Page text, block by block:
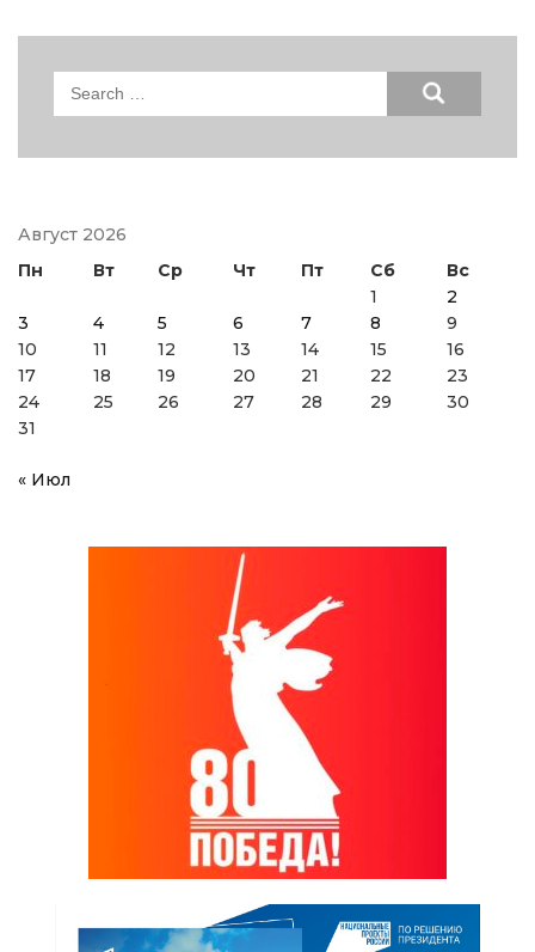
Search
Август 2026
Пн
Вт Ср Чт Пт Сб
Вс
1
2
3
4 5 6 7 8
9
10
11 12 13 14 15
16
17
18 19 20 21 22
23
24
25 26 27 28 29
30
31
« Июл